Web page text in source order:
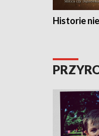
Historie